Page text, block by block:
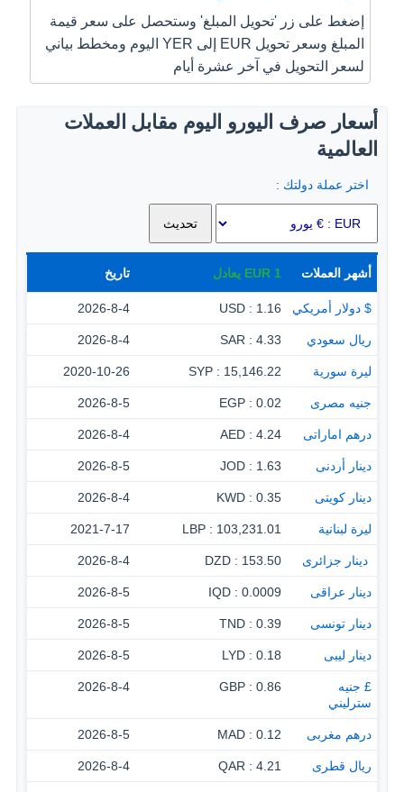
إضغط على زر 'تحويل المبلغ' وستحصل على سعر قيمة
المبلغ وسعر تحويل EUR إلى YER اليوم ومخطط بياني
لسعر التحويل في آخر عشرة أيام
أسعار صرف اليورو اليوم مقابل العملات
العالمية
اختر عملة دولتك :
أشهر العملات 1
EUR يعادل تاريخ
$ دولار أمريكي 1.16 : USD
2026-8-4
ريال سعودي 4.33 : SAR
2026-8-4
ليرة سورية 15,146.22 : SYP
2020-10-26
جنيه مصرى 0.02 : EGP
2026-8-5
درهم اماراتى 4.24 : AED
2026-8-4
دينار أردنى 1.63 : JOD
2026-8-5
دينار كويتى 0.35 : KWD
2026-8-4
ليرة لبنانية 103,231.01 : LBP
2021-7-17
‏ دينار جزائرى 153.50 : DZD
2026-8-4
دينار عراقى 0.0009 : IQD
2026-8-5
دينار تونسى 0.39 : TND
2026-8-5
دينار ليبى 0.18 : LYD
2026-8-5
£ جنيه
سترليني
0.86 : GBP
2026-8-4
درهم مغربى 0.12 : MAD
2026-8-5
ريال قطرى 4.21 : QAR
2026-8-4